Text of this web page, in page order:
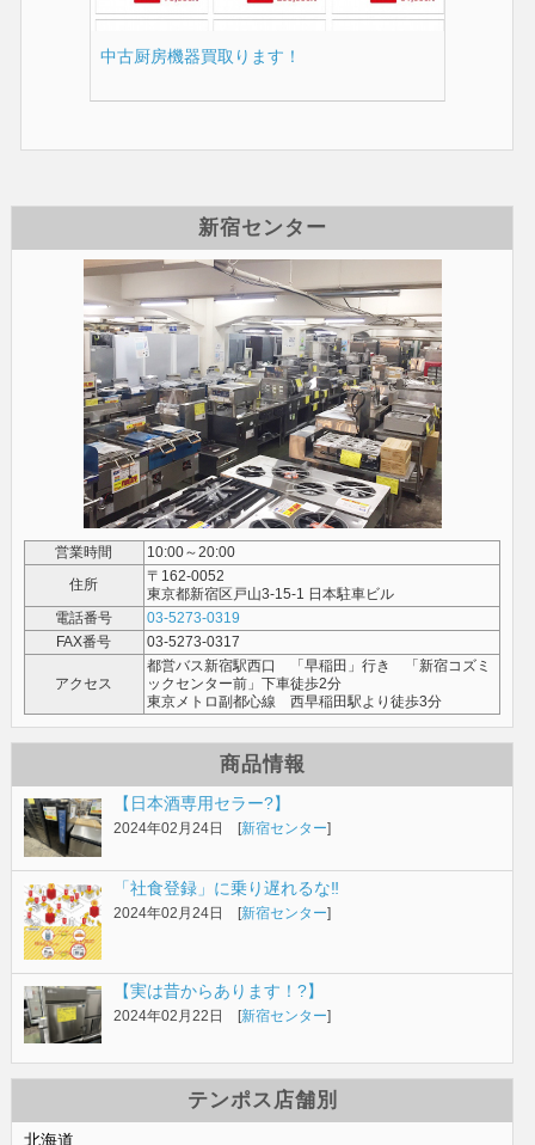
中古厨房機器買取ります！
新宿センター
営業時間
10:00～20:00
住所
〒162-0052
東京都新宿区戸山3-15-1 日本駐車ビル
電話番号
03-5273-0319
FAX番号
03-5273-0317
アクセス
都営バス新宿駅西口 「早稲田」行き 「新宿コズミ
ックセンター前」下車徒歩2分
東京メトロ副都心線 西早稲田駅より徒歩3分
商品情報
【日本酒専用セラー?】
2024年02月24日 [新宿センター]
「社食登録」に乗り遅れるな‼️
2024年02月24日 [新宿センター]
【実は昔からあります！?】
2024年02月22日 [新宿センター]
テンポス店舗別
北海道